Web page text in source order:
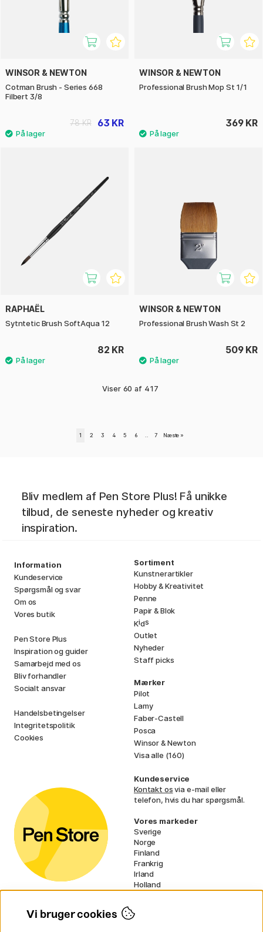
WINSOR & NEWTON
Cotman Brush - Series 668
Filbert 3/8
63 KR
78 KR
WINSOR & NEWTON
Professional Brush Mop St 1/1
369 KR
RAPHAËL
Sytntetic Brush SoftAqua 12
82 KR
WINSOR & NEWTON
Professional Brush Wash St 2
509 KR
Viser 60 af 417
1 2 3 4 5 6 7 Næste »
Bliv medlem af Pen Store Plus! Få unikke
tilbud, de seneste nyheder og kreativ
inspiration.
Information
Kundeservice
Spørgsmål og svar
Om os
Vores butik
Pen Store Plus
Inspiration og guider
Samarbejd med os
Bliv forhandler
Socialt ansvar
Handelsbetingelser
Integritetspolitik
Cookies
Sortiment
Kunstnerartikler
Hobby & Kreativitet
Penne
Papir & Blok
Kids
Outlet
Nyheder
Staff picks
Mærker
Pilot
Lamy
Faber-Castell
Posca
Winsor & Newton
Visa alle (160)
Kundeservice
Kontakt osvia e-mail eller
telefon, hvis du har spørgsmål.
Vores markeder
Sverige
Norge
Finland
Frankrig
Irland
Holland
EU
Vi bruger cookies